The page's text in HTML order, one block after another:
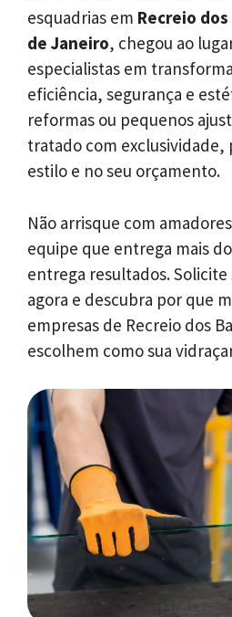
esquadrias em Recreio
de Janeiro, chegou ao
especialistas em
eficiência, segurança e
reformas ou pequenos
tratado com exclusividade,
estilo e no seu orçamento.
Não arrisque com
equipe que entrega mais
entrega resultados.
agora e descubra por que
empresas de Recreio dos
escolhem como sua